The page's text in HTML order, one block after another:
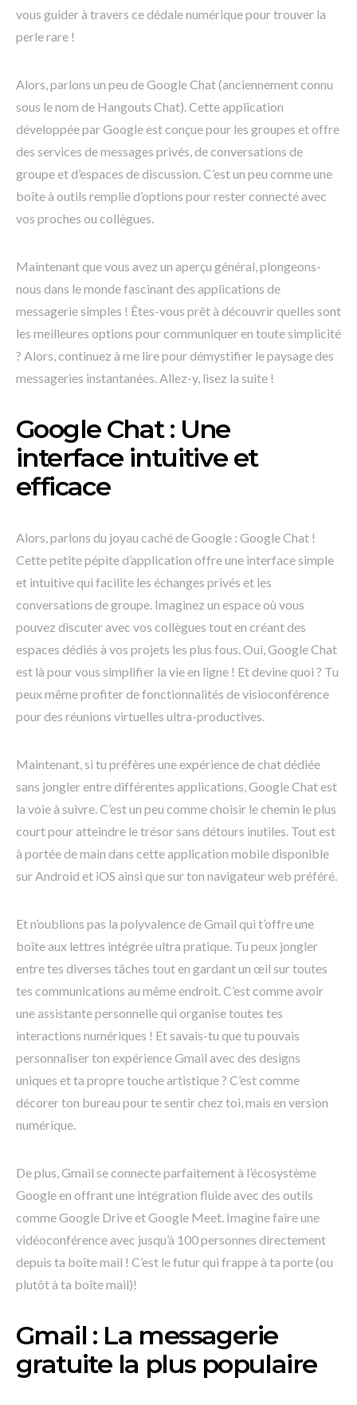
vous guider à travers ce dédale numérique pour trouver la
perle rare !
Alors, parlons un peu de Google Chat (anciennement connu
sous le nom de Hangouts Chat). Cette application
développée par Google est conçue pour les groupes et offre
des services de messages privés, de conversations de
groupe et d’espaces de discussion. C’est un peu comme une
boîte à outils remplie d’options pour rester connecté avec
vos proches ou collègues.
Maintenant que vous avez un aperçu général, plongeons-
nous dans le monde fascinant des applications de
messagerie simples ! Êtes-vous prêt à découvrir quelles sont
les meilleures options pour communiquer en toute simplicité
? Alors, continuez à me lire pour démystifier le paysage des
messageries instantanées. Allez-y, lisez la suite !
Google Chat : Une
interface intuitive et
efficace
Alors, parlons du joyau caché de Google : Google Chat !
Cette petite pépite d’application offre une interface simple
et intuitive qui facilite les échanges privés et les
conversations de groupe. Imaginez un espace où vous
pouvez discuter avec vos collègues tout en créant des
espaces dédiés à vos projets les plus fous. Oui, Google Chat
est là pour vous simplifier la vie en ligne ! Et devine quoi ? Tu
peux même profiter de fonctionnalités de visioconférence
pour des réunions virtuelles ultra-productives.
Maintenant, si tu préfères une expérience de chat dédiée
sans jongler entre différentes applications, Google Chat est
la voie à suivre. C’est un peu comme choisir le chemin le plus
court pour atteindre le trésor sans détours inutiles. Tout est
à portée de main dans cette application mobile disponible
sur Android et iOS ainsi que sur ton navigateur web préféré.
Et n’oublions pas la polyvalence de Gmail qui t’offre une
boîte aux lettres intégrée ultra pratique. Tu peux jongler
entre tes diverses tâches tout en gardant un œil sur toutes
tes communications au même endroit. C’est comme avoir
une assistante personnelle qui organise toutes tes
interactions numériques ! Et savais-tu que tu pouvais
personnaliser ton expérience Gmail avec des designs
uniques et ta propre touche artistique ? C’est comme
décorer ton bureau pour te sentir chez toi, mais en version
numérique.
De plus, Gmail se connecte parfaitement à l’écosystème
Google en offrant une intégration fluide avec des outils
comme Google Drive et Google Meet. Imagine faire une
vidéoconférence avec jusqu’à 100 personnes directement
depuis ta boîte mail ! C’est le futur qui frappe à ta porte (ou
plutôt à ta boîte mail)!
Gmail : La messagerie
gratuite la plus populaire